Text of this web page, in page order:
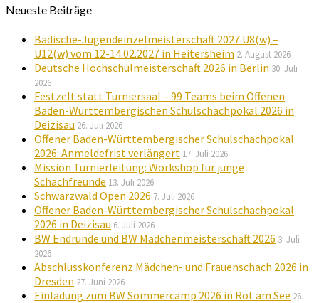
Neueste Beiträge
Badische-Jugendeinzelmeisterschaft 2027 U8(w) –
U12(w) vom 12-14.02.2027 in Heitersheim 2. August 2026
Deutsche Hochschulmeisterschaft 2026 in Berlin 30. Juli
2026
Festzelt statt Turniersaal – 99 Teams beim Offenen
Baden-Württembergischen Schulschachpokal 2026 in
Deizisau 26. Juli 2026
Offener Baden-Württembergischer Schulschachpokal
2026: Anmeldefrist verlängert 17. Juli 2026
Mission Turnierleitung: Workshop für junge
Schachfreunde 13. Juli 2026
Schwarzwald Open 2026 7. Juli 2026
Offener Baden-Württembergischer Schulschachpokal
2026 in Deizisau 6. Juli 2026
BW Endrunde und BW Mädchenmeisterschaft 2026 3. Juli
2026
Abschlusskonferenz Mädchen- und Frauenschach 2026 in
Dresden 27. Juni 2026
Einladung zum BW Sommercamp 2026 in Rot am See 26.